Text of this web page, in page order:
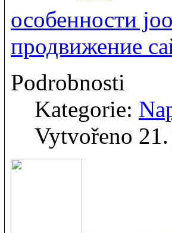
особенности
продвижение
Podrobnosti
Kategorie:
Vytvořeno